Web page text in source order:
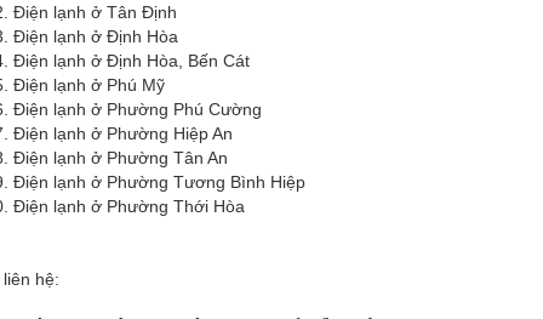
lạnh ở Tân Định
lạnh ở Định Hòa
lạnh ở Định Hòa, Bến Cát
lạnh ở Phú Mỹ
lạnh ở Phường Phú Cường
lạnh ở Phường Hiệp An
lạnh ở Phường Tân An
lạnh ở Phường Tương Bình Hiệp
lạnh ở Phường Thới Hòa
hệ: